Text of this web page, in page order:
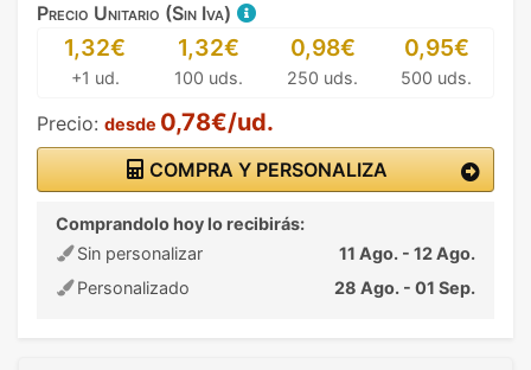
Precio Unitario (Sin Iva)
1,32€
+1 ud.
1,32€
100 uds.
0,98€
250 uds.
0,95€
500 uds.
Precio: desde 0,78€/ud.
COMPRA Y PERSONALIZA
Comprandolo hoy lo recibirás:
Sin personalizar
11 Ago. - 12 Ago.
Personalizado
28 Ago. - 01 Sep.